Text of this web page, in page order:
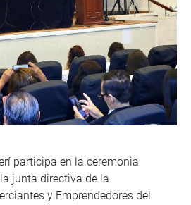
participa en la ceremonia
junta directiva de la
y Emprendedores del